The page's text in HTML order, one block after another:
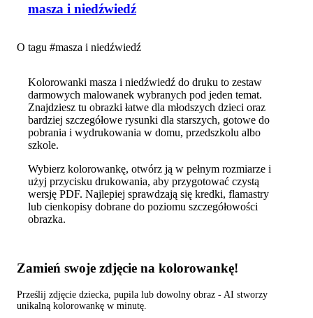
masza i niedźwiedź
O tagu #masza i niedźwiedź
Kolorowanki masza i niedźwiedź do druku to zestaw
darmowych malowanek wybranych pod jeden temat.
Znajdziesz tu obrazki łatwe dla młodszych dzieci oraz
bardziej szczegółowe rysunki dla starszych, gotowe do
pobrania i wydrukowania w domu, przedszkolu albo
szkole.
Wybierz kolorowankę, otwórz ją w pełnym rozmiarze i
użyj przycisku drukowania, aby przygotować czystą
wersję PDF. Najlepiej sprawdzają się kredki, flamastry
lub cienkopisy dobrane do poziomu szczegółowości
obrazka.
Zamień swoje zdjęcie na kolorowankę!
Prześlij zdjęcie dziecka, pupila lub dowolny obraz - AI stworzy
unikalną kolorowankę w minutę.